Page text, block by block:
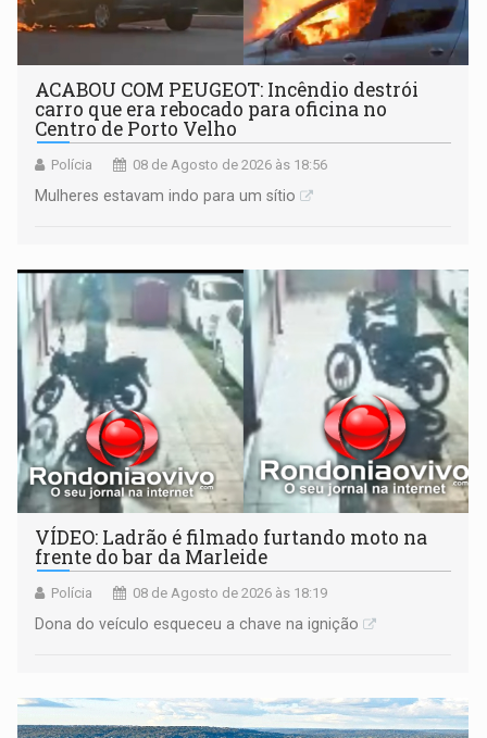
ACABOU COM PEUGEOT: Incêndio destrói
carro que era rebocado para oficina no
Centro de Porto Velho
Polícia 08 de Agosto de 2026 às 18:56
Mulheres estavam indo para um sítio
VÍDEO: Ladrão é filmado furtando moto na
frente do bar da Marleide
Polícia 08 de Agosto de 2026 às 18:19
Dona do veículo esqueceu a chave na ignição